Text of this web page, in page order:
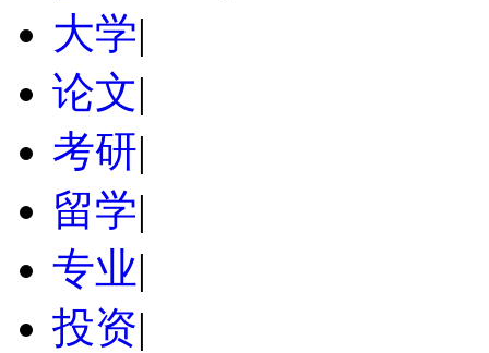
大学|
论文|
考研|
留学|
专业|
投资|